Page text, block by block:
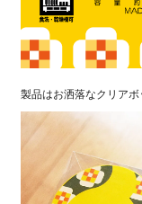
製品はお洒落なクリアボ